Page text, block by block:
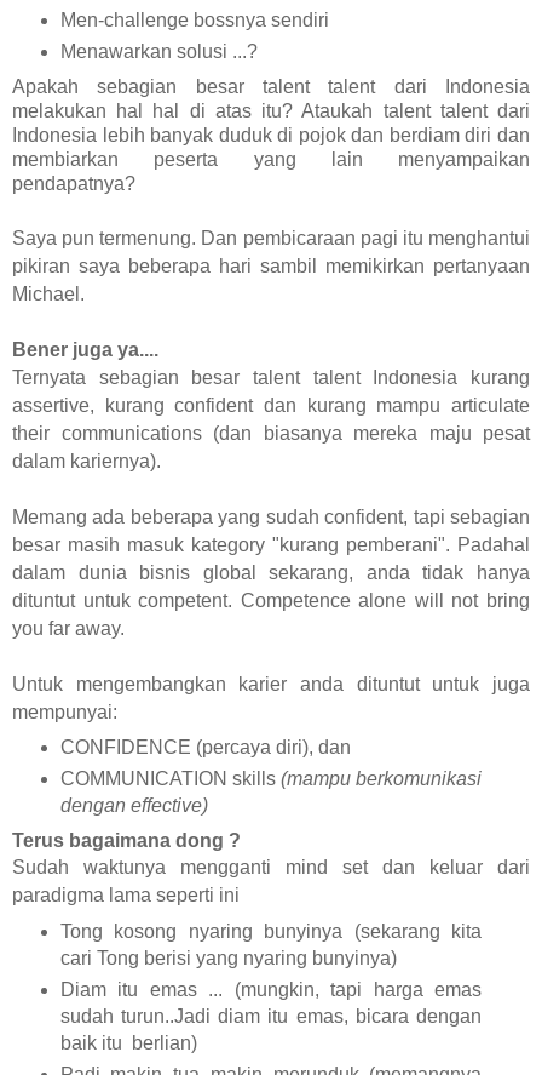
Men-challenge bossnya sendiri
Menawarkan solusi ...?
Apakah sebagian besar talent talent dari Indonesia
melakukan hal hal di atas itu? Ataukah talent talent dari
Indonesia lebih banyak duduk di pojok dan berdiam diri dan
membiarkan peserta yang lain menyampaikan
pendapatnya?
Saya pun termenung. Dan pembicaraan pagi itu menghantui
pikiran saya beberapa hari sambil memikirkan pertanyaan
Michael.
Bener juga ya....
Ternyata sebagian besar talent talent Indonesia kurang
assertive, kurang confident dan kurang mampu articulate
their communications (dan biasanya mereka maju pesat
dalam kariernya).
Memang ada beberapa yang sudah confident, tapi sebagian
besar masih masuk kategory "kurang pemberani". Padahal
dalam dunia bisnis global sekarang, anda tidak hanya
dituntut untuk competent. Competence alone will not bring
you far away.
Untuk mengembangkan karier anda dituntut untuk juga
mempunyai:
CONFIDENCE (percaya diri), dan
COMMUNICATION skills(mampu berkomunikasi
dengan effective)
Terus bagaimana dong ?
Sudah waktunya mengganti mind set dan keluar dari
paradigma lama seperti ini
Tong kosong nyaring bunyinya (sekarang kita
cari Tong berisi yang nyaring bunyinya)
Diam itu emas ... (mungkin, tapi harga emas
sudah turun..Jadi diam itu emas, bicara dengan
baik itu
berlian)